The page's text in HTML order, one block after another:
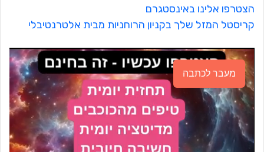
הצטרפו אלינו באינסטגרם
קריסטל המזל שלך בקניון הרוחניות מבית אלטרנטיבלי
מעבר לכתבה